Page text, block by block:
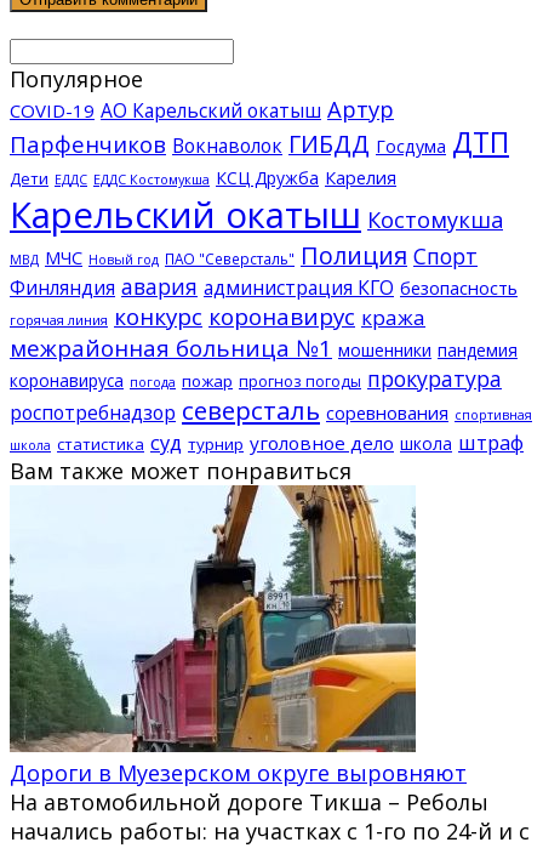
Популярное
COVID-19 АО Карельский окатыш Артур
Парфенчиков Вокнаволок ГИБДД Госдума ДТП
Дети ЕДДС ЕДДС Костомукша КСЦ Дружба Карелия
Карельский окатыш Костомукша
МВД МЧС Новый год ПАО "Северсталь" Полиция Спорт
Финляндия авария администрация КГО безопасность
горячая линия конкурс коронавирус кража
межрайонная больница №1 мошенники пандемия
коронавируса погода пожар прогноз погоды прокуратура
роспотребнадзор северсталь соревнования спортивная
школа статистика суд турнир уголовное дело школа штраф
Вам также может понравиться
Дороги в Муезерском округе выровняют
На автомобильной дороге Тикша – Реболы
начались работы: на участках с 1-го по 24-й и с